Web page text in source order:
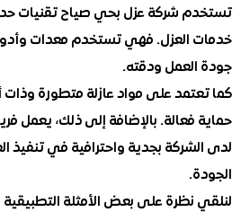
شركة عزل بحي صياح تقنيات حديثة
فهي تستخدم معدات وأدوات
ودقته.
على مواد عازلة متطورة وذات أداء
بالإضافة إلى ذلك، يعمل فريق
بجدية واحترافية في تنفيذ العزل
على بعض الأمثلة التطبيقية